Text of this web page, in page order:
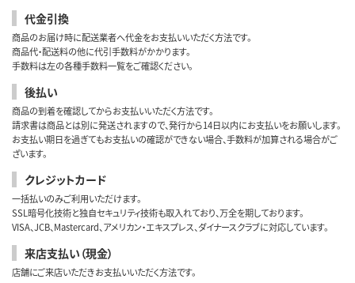
代金引換
商品のお届け時に配送業者へ代金をお支払いいただく方法です。
商品代・配送料の他に代引手数料がかかります。
手数料は左の各種手数料一覧をご確認ください。
後払い
商品の到着を確認してからお支払いいただく方法です。
請求書は商品とは別に発送されますので、発行から14日以内にお支払いをお願いします。
お支払い期日を過ぎてもお支払いの確認ができない場合、手数料が加算される場合がご
ざいます。
クレジットカード
一括払いのみご利用いただけます。
SSL暗号化技術と独自セキュリティ技術も取入れており、万全を期しております。
VISA、JCB、Mastercard、アメリカン・エキスプレス、ダイナースクラブに対応しています。
来店支払い（現金）
店舗にご来店いただきお支払いいただく方法です。